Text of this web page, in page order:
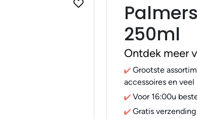
250ml
Ontdek meer
Grootste
accessoires en veel
Voor 16:00u
Gratis